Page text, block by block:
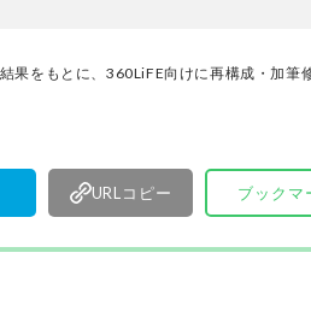
く製品の本質的な性能を見極
をもとに、360LiFE向けに再構成・加筆
URLコピー ブックマ